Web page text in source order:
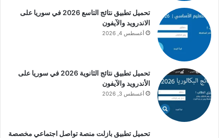
تحميل تطبيق نتائج التاسع 2026 في سوريا على
الاندرويد والآيفون
أغسطس 4, 2026
تحميل تطبيق نتائج الثانوية 2026 في سوريا على
الأندرويد والآيفون
أغسطس 3, 2026
تحميل تطبيق بازلت منصة تواصل اجتماعي مخصصة